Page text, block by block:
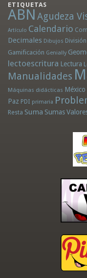
ETIQUETAS
ABN Agudeza
Artículo Calendario
Decimales Dibujos
Gamificación Genially
lectoescritura Lectura
Manualidades
Máquinas didácticas México
Paz PDI primaria
Resta Suma Sumas